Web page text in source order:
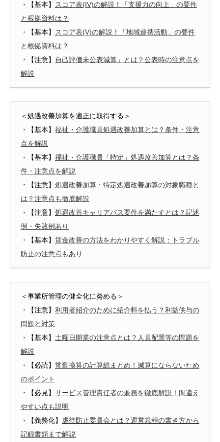
・【基本】
スコア表(IV)の解説！「支援力の向上」の要件
と根拠資料は？
・【基本】
スコア表(V)の解説！「地域連携活動」の要件
と根拠資料は？
・【注意】
自己評価未公表減算」とは？公表時の注意点を
解説
＜処遇改善加算を適正に取得する＞
・【基本】 福祉・介護職員処遇改善加算とは？条件・注意
点を解説
・【基本】 福祉・介護職員「特定」処遇改善加算とは？条
件・注意点を解説
・【注意】 処遇改善加算・特定処遇改善加算の対象職種と
は？注意点も徹底解説
・【注意】 処遇改善キャリアパス要件を満たすとは？記述
例・失敗例あり
・【基本】 賃金改善の方法をわかりやすく解説：トラブル
防止の注意点もあり
＜事業所管理の健全化に努める＞
・【注意】 利用者紹介のために紹介料を払う？利益供与の
問題と対策
・【基本】 土曜日開業の注意点とは？人員配置等の問題を
解説
・【必読】 常勤換算の計算総まとめ！減算にならないため
のポイント
・【必見】 サービス管理責任者の兼務を徹底解説！間違え
やすい点も説明
・【義務化】
虐待防止委員会とは？運営規程の書き方から
記録書類まで解説